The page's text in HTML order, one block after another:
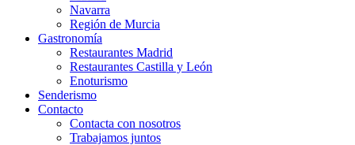
Navarra
Región de Murcia
Gastronomía
Restaurantes Madrid
Restaurantes Castilla y León
Enoturismo
Senderismo
Contacto
Contacta con nosotros
Trabajamos juntos